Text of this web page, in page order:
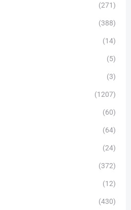
(271)
(388)
(14)
(5)
(3)
(1207)
(60)
(64)
(24)
(372)
(12)
(430)